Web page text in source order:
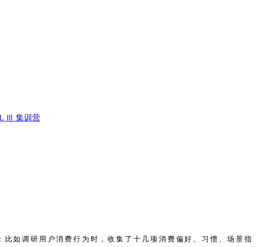
Ⅲ 集训营
比如调研用户消费行为时，收集了十几项消费偏好、习惯、场景指